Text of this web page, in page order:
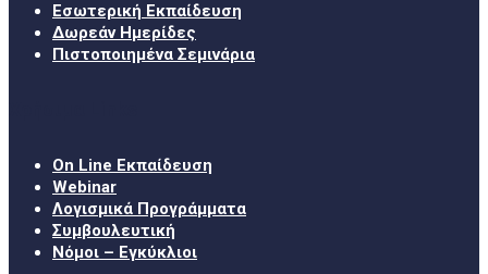
Εσωτερική Εκπαίδευση
Δωρεάν Ημερίδες
Πιστοποιημένα Σεμινάρια
On Line Εκπαίδευση
Webinar
Λογισμικά Προγράμματα
Συμβουλευτική
Νόμοι – Εγκύκλιοι